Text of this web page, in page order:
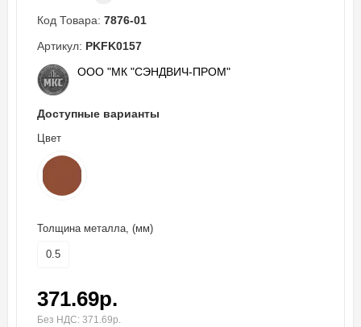
Код Товара: 7876-01
Артикул: PKFK0157
ООО "МК "СЭНДВИЧ-ПРОМ"
Доступные варианты
Цвет
Толщина металла, (мм)
0.5
371.69р.
Без НДС: 371.69р.